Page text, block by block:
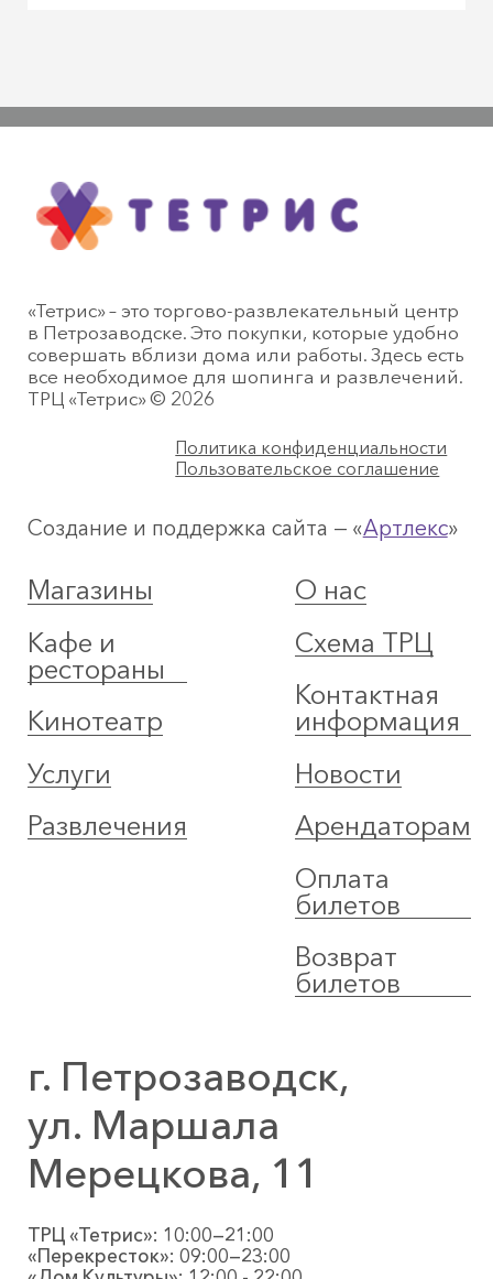
«Тетрис» – это торгово-развлекательный центр
в Петрозаводске. Это покупки, которые удобно
совершать вблизи дома или работы. Здесь есть
все необходимое для шопинга и развлечений.
ТРЦ «Тетрис» © 2026
Политика конфиденциальности
Пользовательское соглашение
Создание и поддержка сайта — «Артлекс»
Магазины
Кафе и
рестораны
Кинотеатр
Услуги
Развлечения
О нас
Схема ТРЦ
Контактная
информация
Новости
Арендаторам
Оплата
билетов
Возврат
билетов
г. Петрозаводск,
ул. Маршала
Мерецкова, 11
ТРЦ «Тетрис»: 10:00—21:00
«Перекресток»: 09:00—23:00